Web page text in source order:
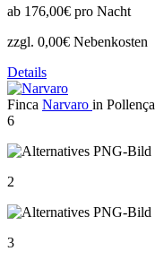
ab 176,00€ pro Nacht
zzgl. 0,00€ Nebenkosten
Details
Finca Narvaro in Pollença
6
2
3